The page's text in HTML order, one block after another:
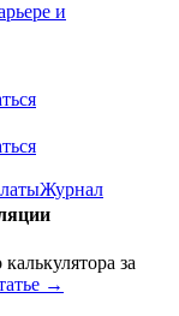
и
Журнал
за
→